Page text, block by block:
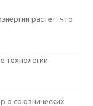
растет: что
технологии
о союзнических